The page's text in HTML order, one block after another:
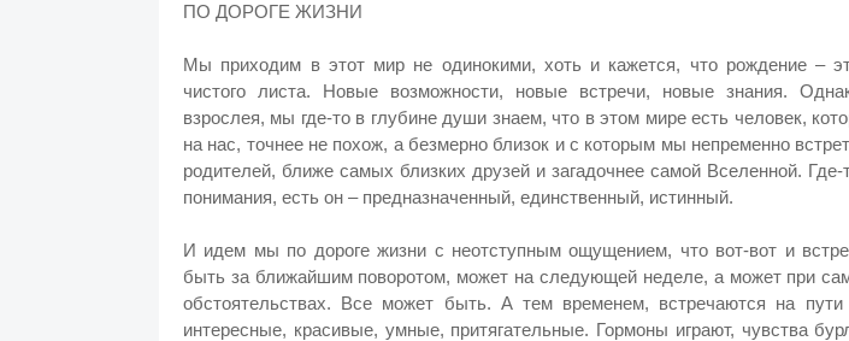
ПО ДОРОГЕ ЖИЗНИ
Мы приходим в этот мир не одинокими, хоть и кажется, что рождение –
чистого листа. Новые возможности, новые встречи, новые знания.
взрослея, мы где-то в глубине души знаем, что в этом мире есть человек,
на нас, точнее не похож, а безмерно близок и с которым мы непременно
родителей, ближе самых близких друзей и загадочнее самой Вселенной. Где-
понимания, есть он – предназначенный, единственный, истинный.
И идем мы по дороге жизни с неотступным ощущением, что вот-вот и
быть за ближайшим поворотом, может на следующей неделе, а может при
обстоятельствах. Все может быть. А тем временем, встречаются на
интересные, красивые, умные, притягательные. Гормоны играют, чувства